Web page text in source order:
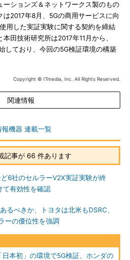
ションズ＆ネットワークス製のもの
2017年8月、5Gの商用サービスに向
用した実証実験に関する契約を締結
田技術研究所は2017年11月から、
しており、今回の5G検証環境の構築
Copyright © ITmedia, Inc. All Rights Reserved.
関連情報
機器 連載一覧
記事が 66 件あります
6社のセルラーV2X実証実験が終
て有効性を確認
るべきか、トヨタは北米もDSRC、
ーの優位性を強調
日本初」の環境で5G検証、ホンダの